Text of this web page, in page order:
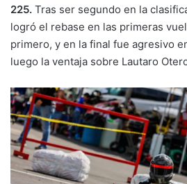
225. Tras ser segundo en la
logró el rebase en las primeras
primero, y en la final fue agresivo
luego la ventaja sobre Lautaro